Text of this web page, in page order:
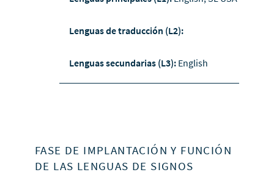
Lenguas de traducción (L2):
Lenguas secundarias (L3): English
FASE DE IMPLANTACIÓN Y FUNCIÓN
DE LAS LENGUAS DE SIGNOS